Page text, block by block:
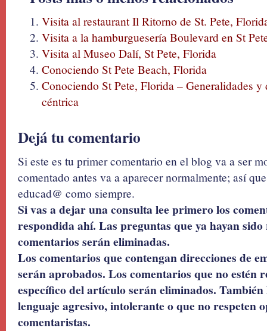
Visita al restaurant Il Ritorno de St. Pete,
Visita a la hamburguesería Boulevard en St
Visita al Museo Dalí, St Pete, Florida
Conociendo St Pete Beach, Florida
Conociendo St Pete, Florida – Generalidades y
céntrica
Dejá tu comentario
Si este es tu primer comentario en el blog va a ser
comentado antes va a aparecer normalmente; así
educad@ como siempre.
Si vas a dejar una consulta lee primero los
respondida ahí. Las preguntas que ya hayan
comentarios serán eliminadas.
Los comentarios que contengan direcciones de
serán aprobados. Los comentarios que no estén
específico del artículo serán eliminados.
lenguaje agresivo, intolerante o que no respeten
comentaristas.